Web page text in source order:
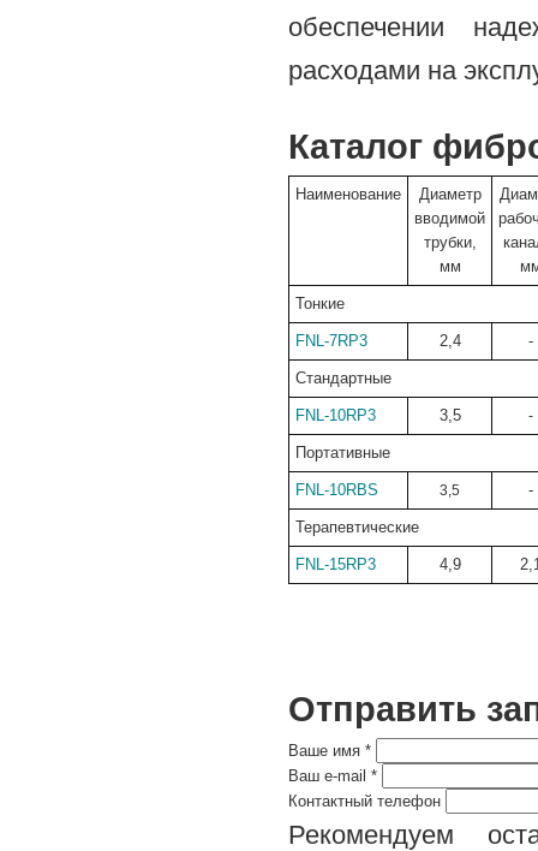
обеспечении
расходами на
Каталог
Наименование
Диаметр
вводимой
трубки,
мм
Тонкие
FNL-7RP3 2,4 -
Стандартные
FNL-10RP3 3,5 -
Портативные
FNL-10RBS 3,5 -
Терапевтические
FNL-15RP3 4,9
Отправить
Ваше имя *
Ваш e-mail *
Контактный телефон
Рекомендуем